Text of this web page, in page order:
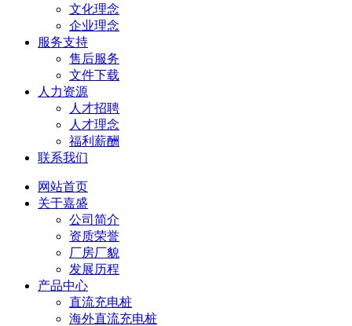
文化理念
企业理念
服务支持
售后服务
文件下载
人力资源
人才招聘
人才理念
福利薪酬
联系我们
网站首页
关于嘉盛
公司简介
资质荣誉
厂房厂貌
发展历程
产品中心
直流充电桩
海外直流充电桩